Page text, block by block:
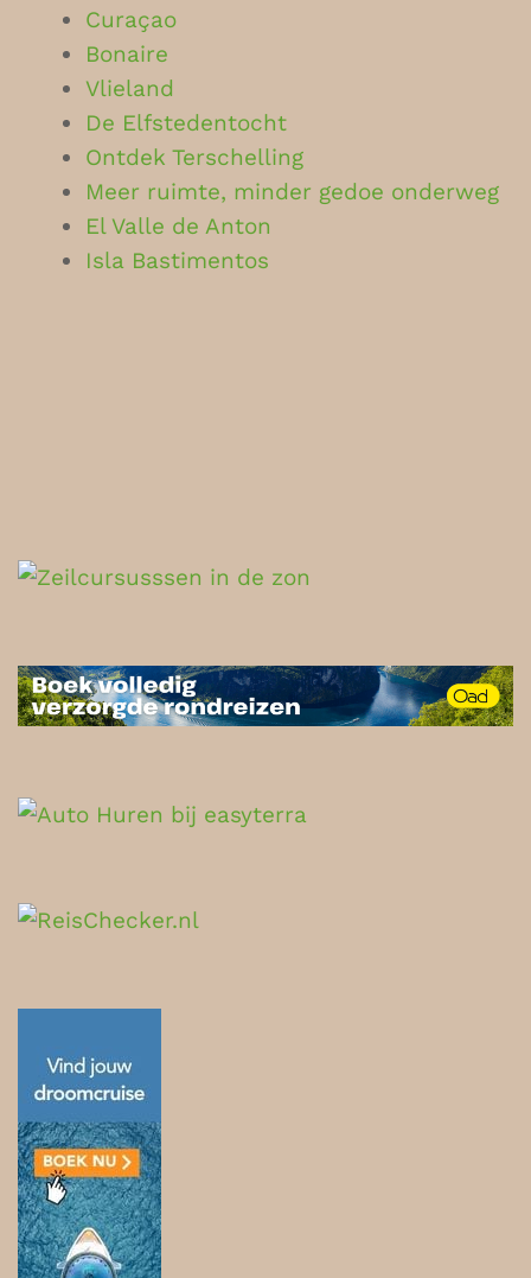
Curaçao
Bonaire
Vlieland
De Elfstedentocht
Ontdek Terschelling
Meer ruimte, minder gedoe onderweg
El Valle de Anton
Isla Bastimentos